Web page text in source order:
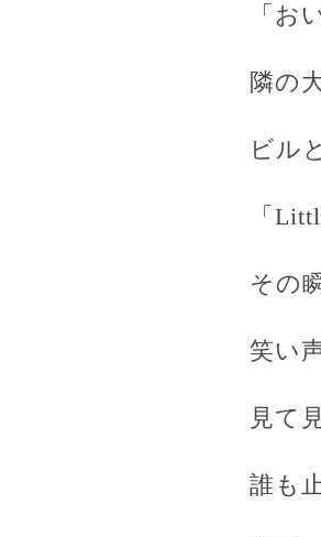
「お
隣の
ビル
「
その
笑い
見て
誰も